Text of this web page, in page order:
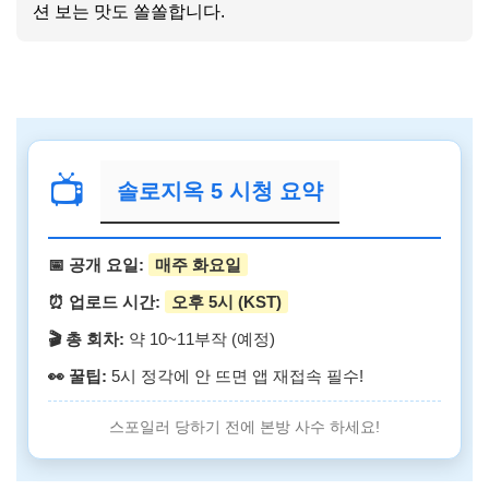
션 보는 맛도 쏠쏠합니다.
📺 솔로지옥 5 시청 요약
📅 공개 요일:
매주 화요일
⏰ 업로드 시간:
오후 5시 (KST)
🎬 총 회차: 약 10~11부작 (예정)
👀 꿀팁: 5시 정각에 안 뜨면 앱 재접속 필수!
스포일러 당하기 전에 본방 사수 하세요!